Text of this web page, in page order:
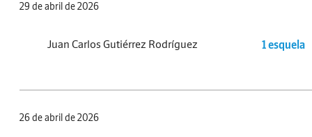
29 de abril de 2026
Juan Carlos Gutiérrez Rodríguez 1 esquela
26 de abril de 2026